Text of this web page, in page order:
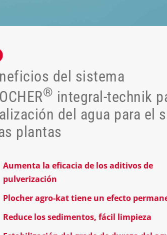
del sistema
® integral-technik
del agua para el
plantas
Aumenta la eficacia de los aditivos de
pulverización
Plocher agro-kat tiene un efecto
Reduce los sedimentos, fácil limpieza